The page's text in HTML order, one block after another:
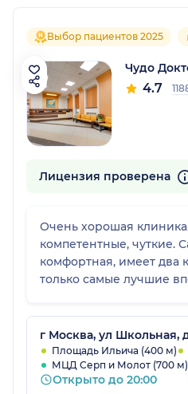
Выбор пациентов 2025
Чудо
4.7
Лицензия проверена
Очень хорошая
компетентные, чуткие.
комфортная, имеет два
только самые лучшие
г Москва, ул Школьная,
Площадь Ильича (400 м)
МЦД Серп и Молот (700 м)
Открыто до 20:00